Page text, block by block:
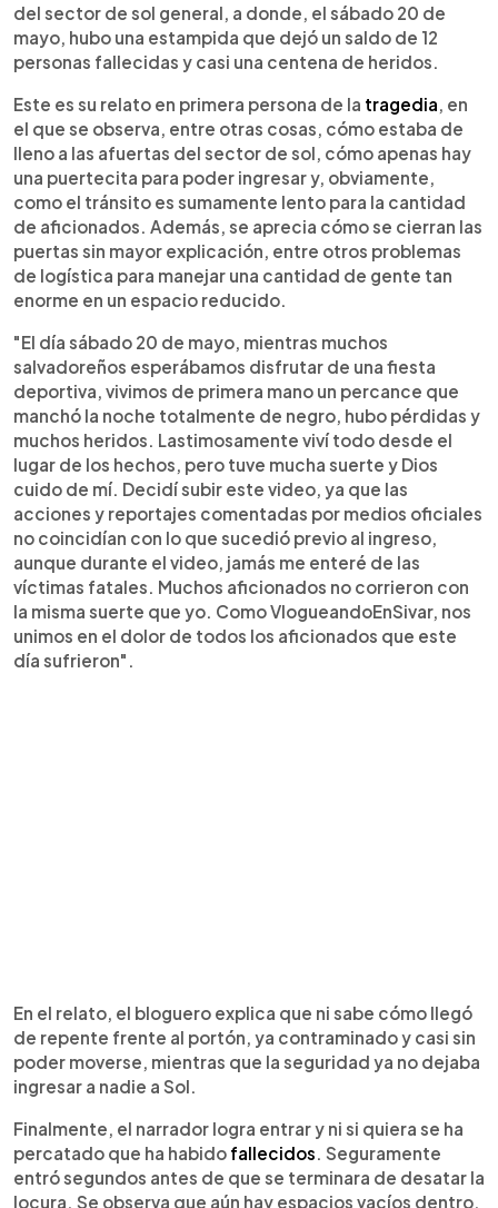
del sector de sol general, a donde, el sábado 20 de
mayo, hubo una estampida que dejó un saldo de 12
personas fallecidas y casi una centena de heridos.
Este es su relato en primera persona de la tragedia , en
el que se observa, entre otras cosas, cómo estaba de
lleno a las afuertas del sector de sol, cómo apenas hay
una puertecita para poder ingresar y, obviamente,
como el tránsito es sumamente lento para la cantidad
de aficionados. Además, se aprecia cómo se cierran las
puertas sin mayor explicación, entre otros problemas
de logística para manejar una cantidad de gente tan
enorme en un espacio reducido.
"El día sábado 20 de mayo, mientras muchos
salvadoreños esperábamos disfrutar de una fiesta
deportiva, vivimos de primera mano un percance que
manchó la noche totalmente de negro, hubo pérdidas y
muchos heridos. Lastimosamente viví todo desde el
lugar de los hechos, pero tuve mucha suerte y Dios
cuido de mí. Decidí subir este video, ya que las
acciones y reportajes comentadas por medios oficiales
no coincidían con lo que sucedió previo al ingreso,
aunque durante el video, jamás me enteré de las
víctimas fatales. Muchos aficionados no corrieron con
la misma suerte que yo. Como VlogueandoEnSivar, nos
unimos en el dolor de todos los aficionados que este
día sufrieron".
En el relato, el bloguero explica que ni sabe cómo llegó
de repente frente al portón, ya contraminado y casi sin
poder moverse, mientras que la seguridad ya no dejaba
ingresar a nadie a Sol.
Finalmente, el narrador logra entrar y ni si quiera se ha
percatado que ha habido fallecidos . Seguramente
entró segundos antes de que se terminara de desatar la
locura. Se observa que aún hay espacios vacíos dentro,